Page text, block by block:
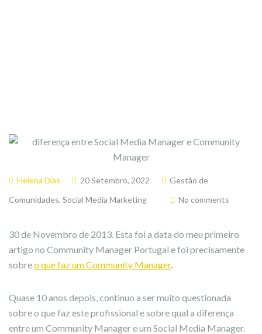
Helena Dias 20 Setembro, 2022
Gestão de
Comunidades, Social Media Marketing No comments
30 de Novembro de 2013. Esta foi a data do meu primeiro
artigo no Community Manager Portugal e foi precisamente
sobreo que faz um Community Manager.
Quase 10 anos depois, continuo a ser muito questionada
sobre o que faz este profissional e sobre qual a diferença
entre um Community Manager e um Social Media Manager.